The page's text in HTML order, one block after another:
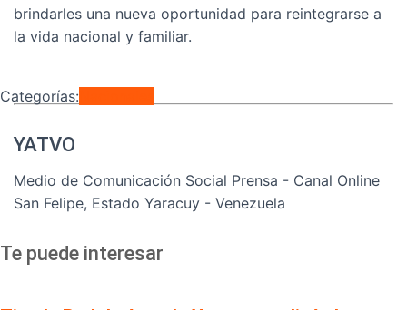
brindarles una nueva oportunidad para reintegrarse a
la vida nacional y familiar.
Categorías:
YATVO
Medio de Comunicación Social Prensa - Canal Online
San Felipe, Estado Yaracuy - Venezuela
Te puede interesar